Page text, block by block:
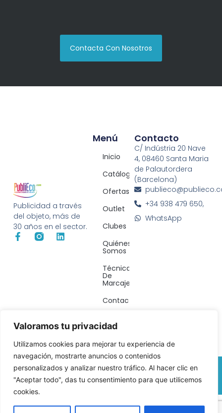
Valoramos tu privacidad
Utilizamos cookies para mejorar tu experiencia de
navegación, mostrarte anuncios o contenidos
personalizados y analizar nuestro tráfico. Al hacer clic en
"Aceptar todo", das tu consentimiento para que utilicemos
cookies.
Contacta Con Nosotros
Publicidad a través
del objeto, más de
30 años en el sector.
Menú
Inicio
Catálogos
Ofertas
Outlet
Clubes
Quiénes
Somos
Técnicas
De
Marcaje
Contacto
Contacto
C/ Indústria 20 Nave
4, 08460 Santa Maria
de Palautordera
(Barcelona)
+34 938 479 650,
WhatsApp
© 2026 All Rights Reserved.
Política de Cookies–Política de Privacidad–
Reembolso y devoluciones–Tèrminos y condiciones